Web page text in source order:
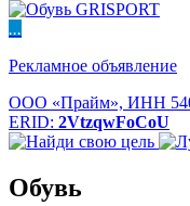
...
Рекламное объявление
ООО «Прайм», ИНН
ERID: 2VtzqwFoCoU
Обувь